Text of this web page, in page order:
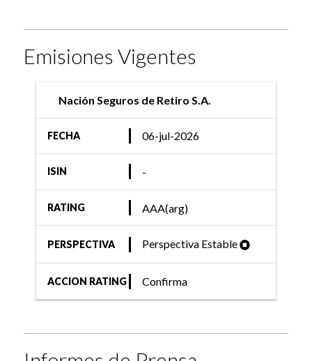
Emisiones Vigentes
Nación Seguros de Retiro S.A.
FECHA 06-jul-2026
ISIN -
RATING AAA(arg)
PERSPECTIVA Perspectiva Estable
ACCION RATING Confirma